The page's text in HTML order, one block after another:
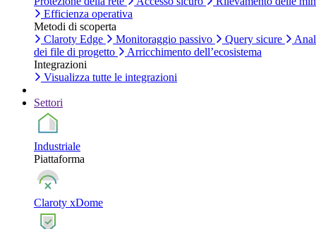
Efficienza operativa
Metodi di scoperta
Claroty Edge
Monitoraggio passivo Query sicure
dei file di progetto
Arricchimento dell’ecosistema
Integrazioni
Visualizza tutte le integrazioni
Settori
Industriale
Piattaforma
Claroty xDome